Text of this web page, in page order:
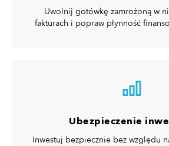
Uwolnij gotówkę zamrożoną w
fakturach i popraw płynność
Ubezpieczenie
Inwestuj bezpiecznie bez względu